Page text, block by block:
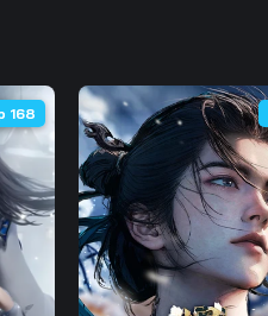
102 103
109 110
116 117
124
130 131
168